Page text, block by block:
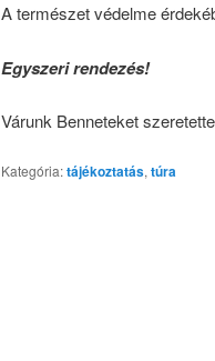
A természet védelme
Egyszeri rendezés!
Várunk Benneteket
Kategória:tájékoztatás,túra